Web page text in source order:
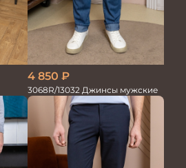
4 850 ₽
3068R/13032 Джинсы мужские